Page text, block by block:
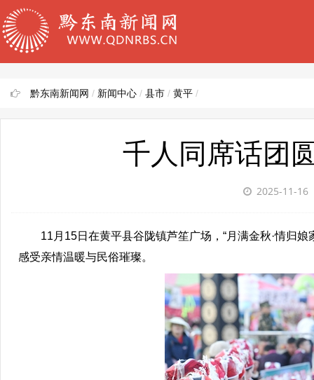
黔东南新闻网 / 新闻中心 / 县市 / 黄平 /
千人同席话团
2025-11-16
11月15日在黄平县谷陇镇芦笙广场，“月满金秋·情归娘
感受亲情温暖与民俗璀璨。